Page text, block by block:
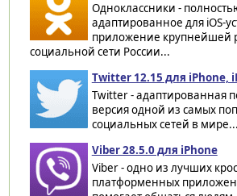
Одноклассники -
адаптированное для iOS-
приложение крупнейшей
социальной сети России...
Twitter 12.15 для iPhone,
Twitter - адаптированная
версия одной из самых
социальных сетей в мире...
Viber 28.5.0 для iPhone
Viber - одно из лучших
платформенных